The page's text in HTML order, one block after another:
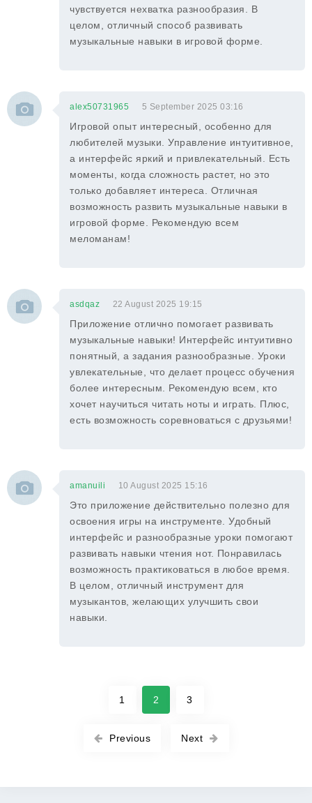
чувствуется нехватка разнообразия. В
целом, отличный способ развивать
музыкальные навыки в игровой форме.
alex50731965 5 September 2025 03:16
Игровой опыт интересный, особенно для
любителей музыки. Управление интуитивное,
а интерфейс яркий и привлекательный. Есть
моменты, когда сложность растет, но это
только добавляет интереса. Отличная
возможность развить музыкальные навыки в
игровой форме. Рекомендую всем
меломанам!
asdqaz 22 August 2025 19:15
Приложение отлично помогает развивать
музыкальные навыки! Интерфейс интуитивно
понятный, а задания разнообразные. Уроки
увлекательные, что делает процесс обучения
более интересным. Рекомендую всем, кто
хочет научиться читать ноты и играть. Плюс,
есть возможность соревноваться с друзьями!
amanuili 10 August 2025 15:16
Это приложение действительно полезно для
освоения игры на инструменте. Удобный
интерфейс и разнообразные уроки помогают
развивать навыки чтения нот. Понравилась
возможность практиковаться в любое время.
В целом, отличный инструмент для
музыкантов, желающих улучшить свои
навыки.
Previous
1 2 3
Next